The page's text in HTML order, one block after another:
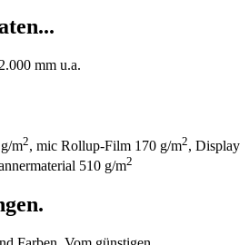
mm u.a.
m2, mic Rollup-Film 170 g/m2, Display
510 g/m2